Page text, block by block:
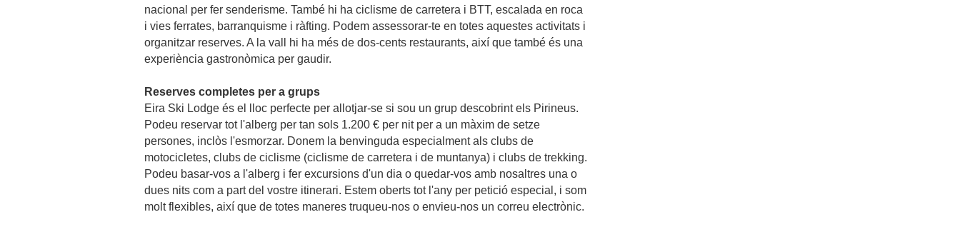
nacional per fer senderisme. També hi ha ciclisme de carretera i BTT, escalada en roca
i vies ferrates, barranquisme i ràfting. Podem assessorar-te en totes aquestes activitats i
organitzar reserves. A la vall hi ha més de dos-cents restaurants, així que també és una
experiència gastronòmica per gaudir.
Reserves completes per a grups
Eira Ski Lodge és el lloc perfecte per allotjar-se si sou un grup descobrint els Pirineus.
Podeu reservar tot l'alberg per tan sols 1.200 € per nit per a un màxim de setze
persones, inclòs l'esmorzar. Donem la benvinguda especialment als clubs de
motocicletes, clubs de ciclisme (ciclisme de carretera i de muntanya) i clubs de trekking.
Podeu basar-vos a l'alberg i fer excursions d'un dia o quedar-vos amb nosaltres una o
dues nits com a part del vostre itinerari. Estem oberts tot l'any per petició especial, i som
molt flexibles, així que de totes maneres truqueu-nos o envieu-nos un correu electrònic.